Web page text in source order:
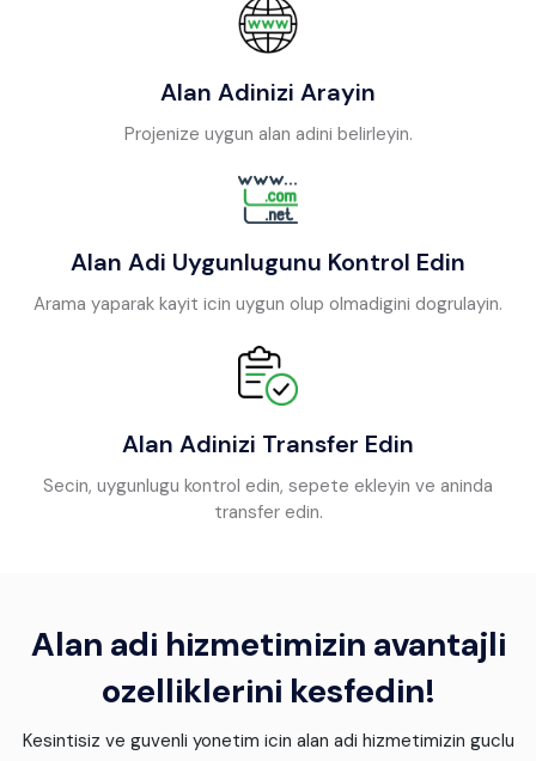
Alan Adinizi Arayin
Projenize uygun alan adini belirleyin.
Alan Adi Uygunlugunu Kontrol Edin
Arama yaparak kayit icin uygun olup olmadigini dogrulayin.
Alan Adinizi Transfer Edin
Secin, uygunlugu kontrol edin, sepete ekleyin ve aninda
transfer edin.
Alan adi hizmetimizin avantajli
ozelliklerini kesfedin!
Kesintisiz ve guvenli yonetim icin alan adi hizmetimizin guclu